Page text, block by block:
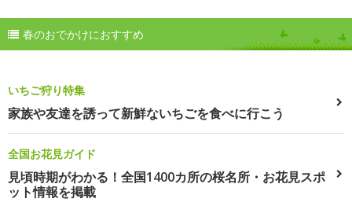
春のおでかけにおすすめ
いちご狩り特集
家族や友達を誘って新鮮ないちごを食べに行こう
全国お花見ガイド
見頃時期がわかる！全国1400カ所の桜名所・お花見スポ
ット情報を掲載